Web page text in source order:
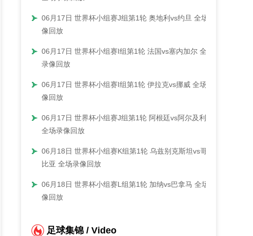
06月17日 世界杯小组赛J组第1轮 奥地利vs约旦 全场录
像回放
06月17日 世界杯小组赛I组第1轮 法国vs塞内加尔 全场
录像回放
06月17日 世界杯小组赛I组第1轮 伊拉克vs挪威 全场录
像回放
06月17日 世界杯小组赛J组第1轮 阿根廷vs阿尔及利亚
全场录像回放
06月18日 世界杯小组赛K组第1轮 乌兹别克斯坦vs哥伦
比亚 全场录像回放
06月18日 世界杯小组赛L组第1轮 加纳vs巴拿马 全场录
像回放
足球集锦 / Video